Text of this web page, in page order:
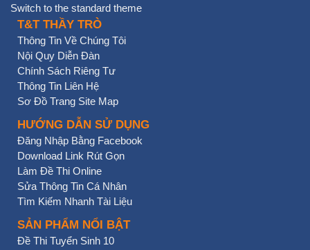
Switch to the standard theme
T&T THẦY TRÒ
Thông Tin Về Chúng Tôi
Nội Quy Diễn Đàn
Chính Sách Riêng Tư
Thông Tin Liên Hệ
Sơ Đồ Trang Site Map
HƯỚNG DẪN SỬ DỤNG
Đăng Nhập Bằng Facebook
Download Link Rút Gọn
Làm Đề Thi Online
Sửa Thông Tin Cá Nhân
Tìm Kiếm Nhanh Tài Liệu
SẢN PHẨM NỔI BẬT
Đề Thi Tuyển Sinh 10